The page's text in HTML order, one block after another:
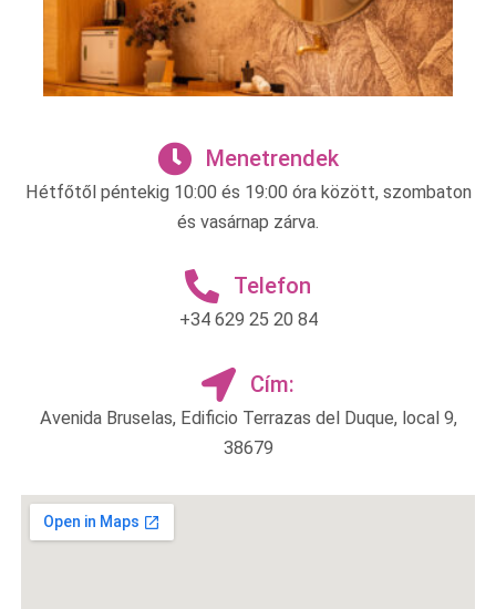
Menetrendek
Hétfőtől péntekig 10:00 és 19:00 óra között, szombaton
és vasárnap zárva.
Telefon
+34 629 25 20 84
Cím:
Avenida Bruselas, Edificio Terrazas del Duque, local 9,
38679